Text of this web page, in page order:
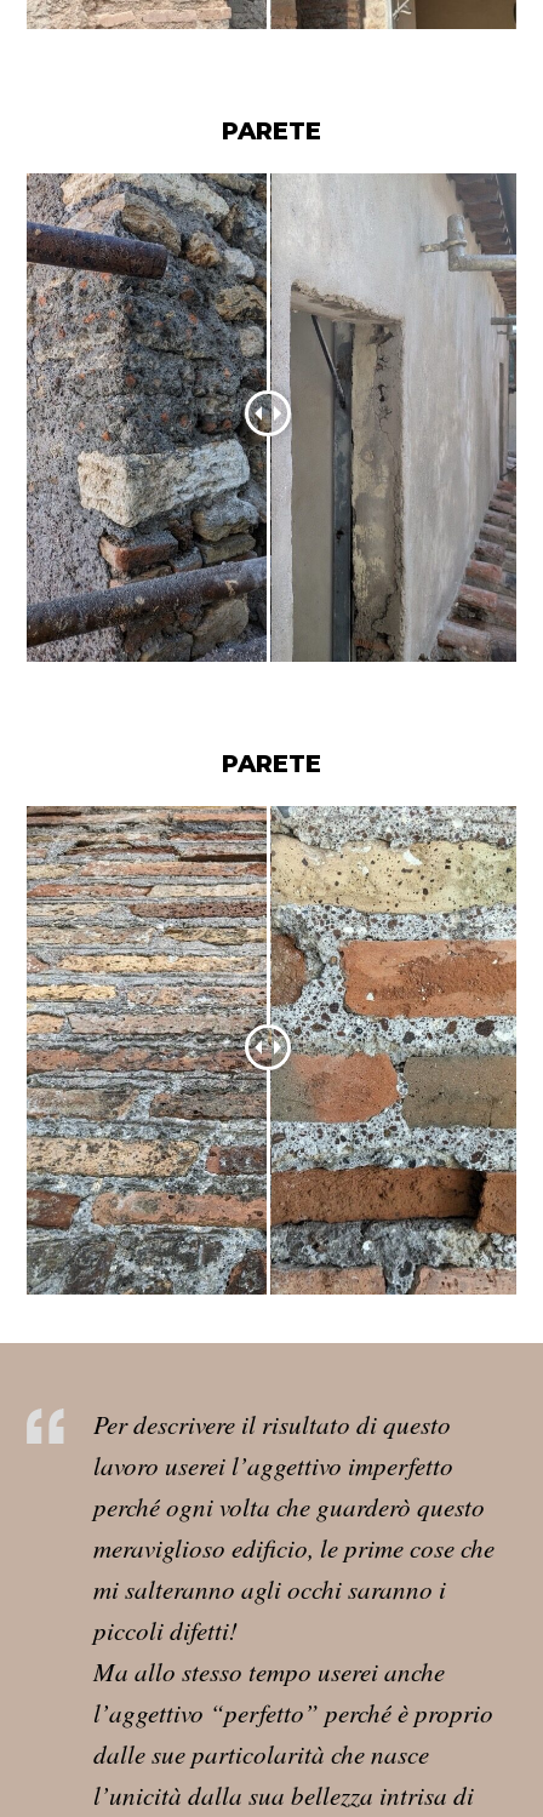
PARETE
PARETE
Per descrivere il risultato di questo
lavoro userei l’aggettivo imperfetto
perché ogni volta che guarderò questo
meraviglioso edificio, le prime cose che
mi salteranno agli occhi saranno i
piccoli difetti!
Ma allo stesso tempo userei anche
l’aggettivo “perfetto” perché è proprio
dalle sue particolarità che nasce
l’unicità dalla sua bellezza intrisa di